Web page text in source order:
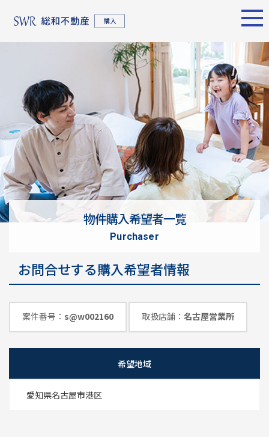
名古屋エリア
物件検索
物件一覧
東京エリア
物件検索
物件一覧
エリア別
名古屋エリア
不動産売却
について
購入希望者
情報一覧
について
購入希望者
情報一覧
売却サポート
シーンごとの売却
売り方のメリット・デメ
リット
買い替えの流れ
売却実績
戸建てを高く売るための
土地を高く売るためのポ
めのポイント
物件購入希望者一覧
purchaser
お問合せする購入希望者情報
案件番号： s@w002160 取扱店舗： 名古屋営業所
希望地域
愛知県名古屋市港区